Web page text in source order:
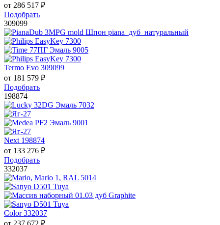
от 286 517 ₽
Подобрать
309099
Termo Evo 309099
от 181 579 ₽
Подобрать
198874
Next 198874
от 133 276 ₽
Подобрать
332037
Color 332037
от 237 672 ₽